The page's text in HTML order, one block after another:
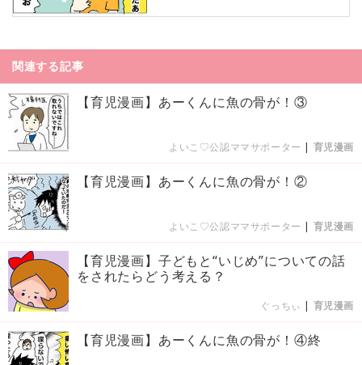
関連する記事
【育児漫画】あーくんに魚の骨が！③
よいこ♡公認ママサポーター | 育児漫画
【育児漫画】あーくんに魚の骨が！②
よいこ♡公認ママサポーター | 育児漫画
【育児漫画】子どもと“いじめ”についての話
をされたらどう考える？
ぐっちぃ | 育児漫画
【育児漫画】あーくんに魚の骨が！④終